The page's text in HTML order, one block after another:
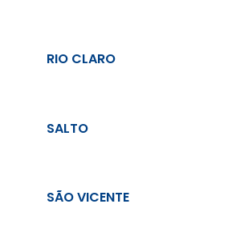
RIO CLARO
SALTO
SÃO VICENTE